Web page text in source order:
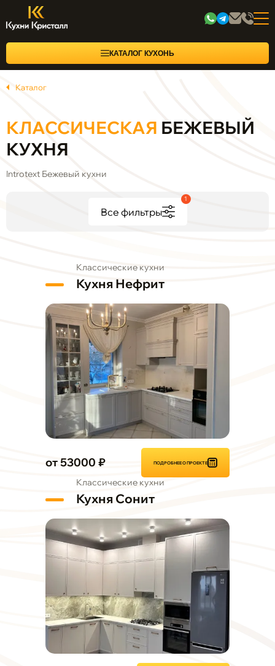
КАТАЛОГ КУХОНЬ
Каталог
КЛАССИЧЕСКАЯ БЕЖЕВЫЙ
КУХНЯ
Introtext Бежевый кухни
1
Все фильтры
Классические кухни
Кухня Нефрит
от 53000 ₽ ПОДРОБНЕЕ О ПРОЕКТЕ
Классические кухни
Кухня Сонит